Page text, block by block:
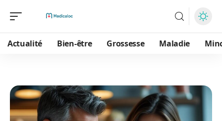
Actualité Bien-être Grossesse Maladie